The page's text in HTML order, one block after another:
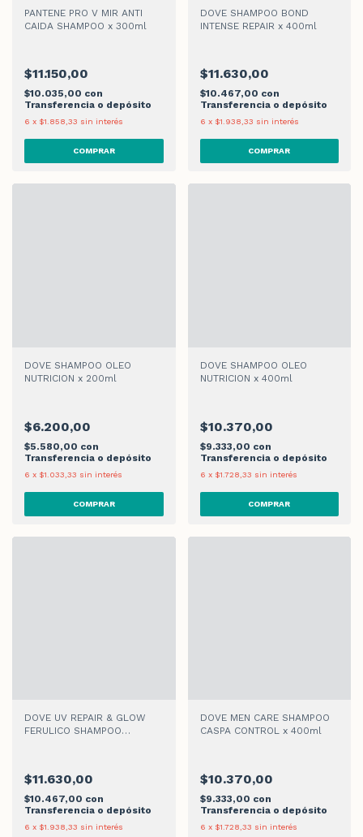
PANTENE PRO V MIR ANTI
CAIDA SHAMPOO x 300ml
$11.150,00
$10.035,00 con
Transferencia o depósito
6 x $1.858,33 sin interés
DOVE SHAMPOO BOND
INTENSE REPAIR x 400ml
$11.630,00
$10.467,00 con
Transferencia o depósito
6 x $1.938,33 sin interés
DOVE SHAMPOO OLEO
NUTRICION x 200ml
$6.200,00
$5.580,00 con
Transferencia o depósito
6 x $1.033,33 sin interés
DOVE SHAMPOO OLEO
NUTRICION x 400ml
$10.370,00
$9.333,00 con
Transferencia o depósito
6 x $1.728,33 sin interés
DOVE UV REPAIR & GLOW
FERULICO SHAMPOO
$11.630,00
$10.467,00 con
Transferencia o depósito
6 x $1.938,33 sin interés
DOVE MEN CARE SHAMPOO
CASPA CONTROL x 400ml
$10.370,00
$9.333,00 con
Transferencia o depósito
6 x $1.728,33 sin interés